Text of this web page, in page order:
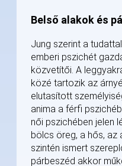
Belső alakok és
Jung szerint a
emberi pszichét
közvetítői. A
közé tartozik az
elutasított
anima a férfi
női pszichében jelen
bölcs öreg, a hős, az
szintén ismert
párbeszéd akkor